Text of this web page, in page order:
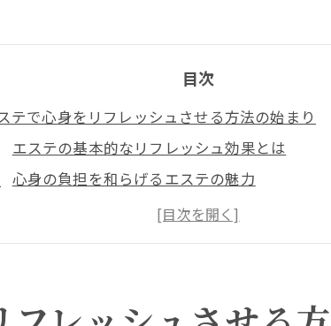
目次
テで心身をリフレッシュさせる方法の始まり
エステの基本的なリフレッシュ効果とは
心身の負担を和らげるエステの魅力
エステがもたらす心地良いリラクゼーションの
初めてのエステ体験で得られる心身の変化
エステで心と体を整えるための準備